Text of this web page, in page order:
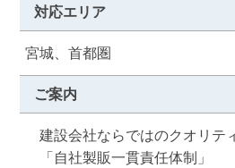
対応エリア
宮城、首都圏
ご案内
建設会社ならではのクオリテ
「自社製販一貫責任体制」